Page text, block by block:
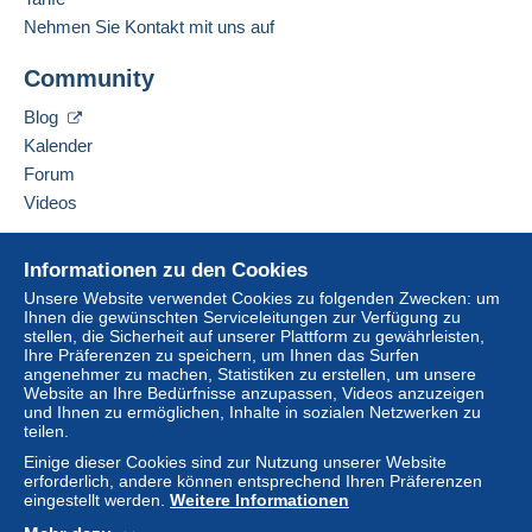
14,55 €
Von 501gr bis 2000gr
26,50 €
Ab 2001gr
555,00 €
(Standardformat/Kleinbrief)
Zahlung per:
Französisch, Englisch (Vereinigtes Königreich),
Verkäufer kontaktieren
Diesen Verkäufer zu meiner schwarzen Liste
hinzufügen
Informationen zu den Cookies
Unsere Website verwendet Cookies zu folgenden Zwecken: um
Ihnen die gewünschten Serviceleitungen zur Verfügung zu
stellen, die Sicherheit auf unserer Plattform zu gewährleisten,
Ihre Präferenzen zu speichern, um Ihnen das Surfen
angenehmer zu machen, Statistiken zu erstellen, um unsere
Website an Ihre Bedürfnisse anzupassen, Videos anzuzeigen
und Ihnen zu ermöglichen, Inhalte in sozialen Netzwerken zu
teilen.
Einige dieser Cookies sind zur Nutzung unserer Website
erforderlich, andere können entsprechend Ihren Präferenzen
eingestellt werden. Weitere Informationen
Nehmen Sie Kontakt mit uns auf
Community
Blog
Kalender
Forum
Videos
Online-Hilfe
Auf Delcampe kaufen
Auf Delcampe verkaufen
Eine sichere Website